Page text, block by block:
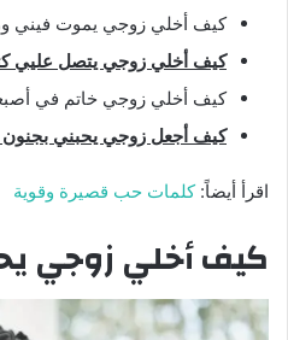
كيف أخلي زوجي يموت فيني
كيف أخلي زوجي يتصل عليي
كيف أخلي زوجي خاتم في
كيف أجعل زوجي يحبني بجنون
اقرأ أيضاً:كلمات حب قصيرة وقوية
كيف أخلي زوجي